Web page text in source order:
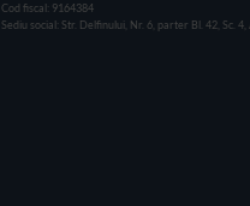
Cod fiscal: 9164384
Sediu social: Str. Delfinului, Nr. 6, parter Bl. 42, Sc.